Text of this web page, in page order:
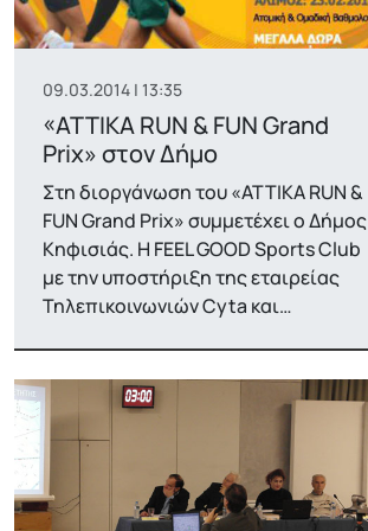
09.03.2014 | 13:35
«ATTIKA RUN & FUN Grand
Prix» στον Δήμο
Στη διοργάνωση του «ATTIKA RUN &
FUN Grand Prix» συμμετέχει ο Δήμος
Κηφισιάς. Η FEEL GOOD Sports Club
με την υποστήριξη της εταιρείας
Τηλεπικοινωνιών Cyta και…